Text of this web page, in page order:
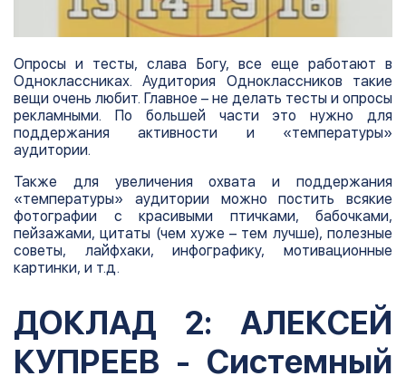
Опросы и тесты, слава Богу, все еще работают в
Одноклассниках. Аудитория Одноклассников такие
вещи очень любит. Главное – не делать тесты и опросы
рекламными. По большей части это нужно для
поддержания активности и «температуры»
аудитории.
Также для увеличения охвата и поддержания
«температуры» аудитории можно постить всякие
фотографии с красивыми птичками, бабочками,
пейзажами, цитаты (чем хуже – тем лучше), полезные
советы, лайфхаки, инфографику, мотивационные
картинки, и т.д.
ДОКЛАД 2: АЛЕКСЕЙ
КУПРЕЕВ - Системный